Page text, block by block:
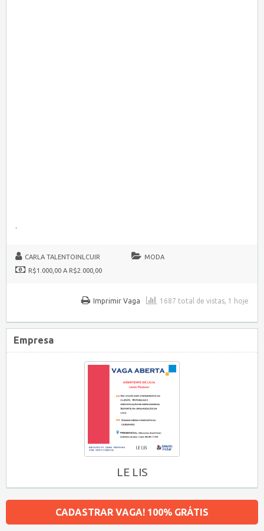
.
CARLA TALENTOINLCUIR
MODA
R$1.000,00 A R$2.000,00
1687 total de vistas, 1 hoje
Imprimir Vaga
Empresa
LE LIS
CADASTRAR VAGA! 100% GRÁTIS